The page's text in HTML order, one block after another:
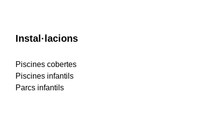
Instal·lacions
Piscines cobertes
Piscines infantils
Parcs infantils